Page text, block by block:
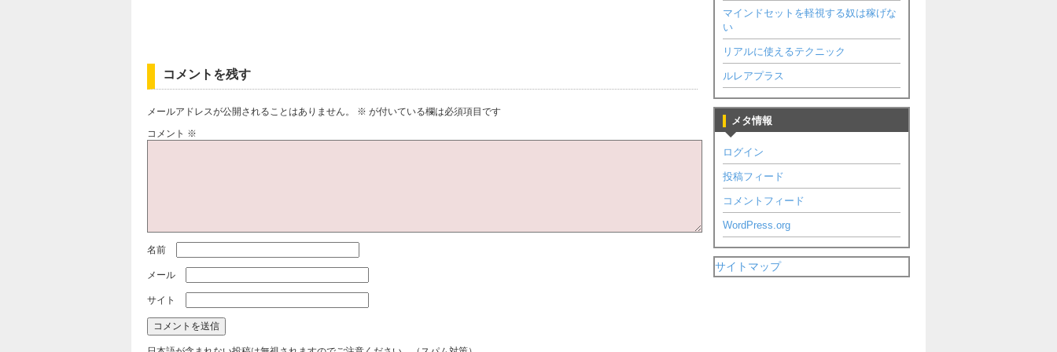
コメントを残す
メールアドレスが公開されることはありません。 ※ が付いている欄は必須項目です
コメント ※
名前
メール
サイト
マインドセットを軽視する奴は稼げな
い
リアルに使えるテクニック
ルレアプラス
メタ情報
ログイン
投稿フィード
コメントフィード
WordPress.org
サイトマップ